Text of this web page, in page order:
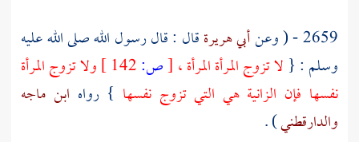
2659 - ( وعن
أبي هريرةقال : قال رسول الله صلى الله عليه
وسلم : { لا تزوج المرأة المرأة ، [ص:
ولا تزوج المرأة
نفسها فإن الزانية هي التي تزوج نفسها } رواه ابن ماجه
والدارقطني) .